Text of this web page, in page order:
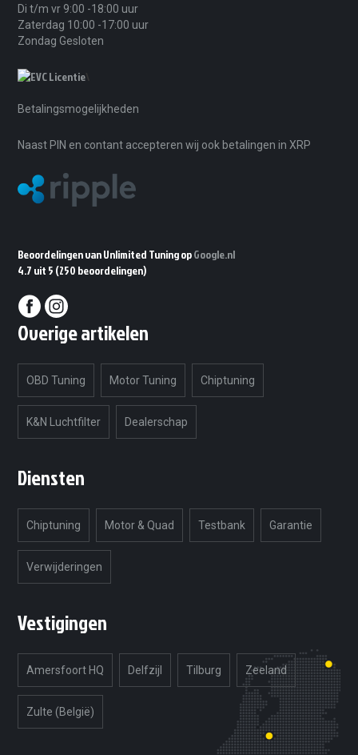
Di t/m vr 9:00 -18:00 uur
Zaterdag 10:00 -17:00 uur
Zondag Gesloten
Betalingsmogelijkheden
Naast PIN en contant accepteren wij ook betalingen in XRP
Beoordelingen van Unlimited Tuning opGoogle.nl
4.7 uit 5 (250 beoordelingen)
Overige artikelen
OBD Tuning Motor Tuning Chiptuning
K&N Luchtfilter Dealerschap
Diensten
Chiptuning Motor & Quad Testbank Garantie
Verwijderingen
Vestigingen
Amersfoort HQ Delfzijl Tilburg Zeeland
Zulte (België)